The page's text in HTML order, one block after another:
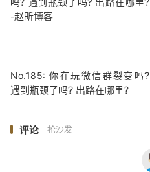
No.185: 你在玩微信群裂变吗?
遇到瓶颈了吗? 出路在哪里?
评论 抢沙发